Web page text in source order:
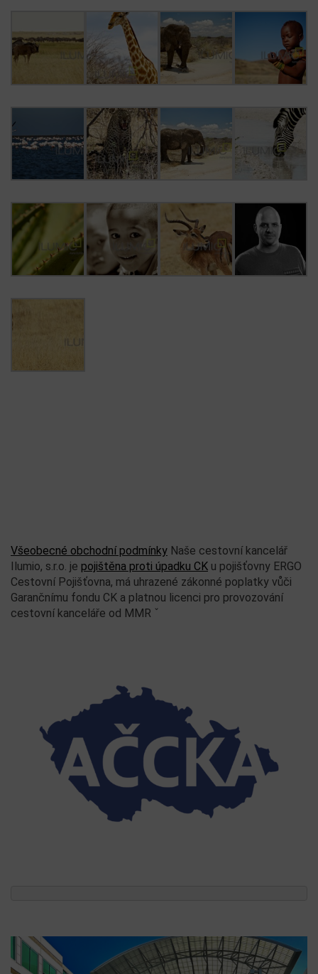
Všeobecné obchodní podmínky Naše cestovní kancelář
Ilumio, s.r.o. je pojištěna proti úpadku CK u pojišťovny ERGO
Cestovní Pojišťovna, má uhrazené zákonné poplatky vůči
Garančnímu fondu CK a platnou licenci pro provozování
cestovní kanceláře od MMR ˇ